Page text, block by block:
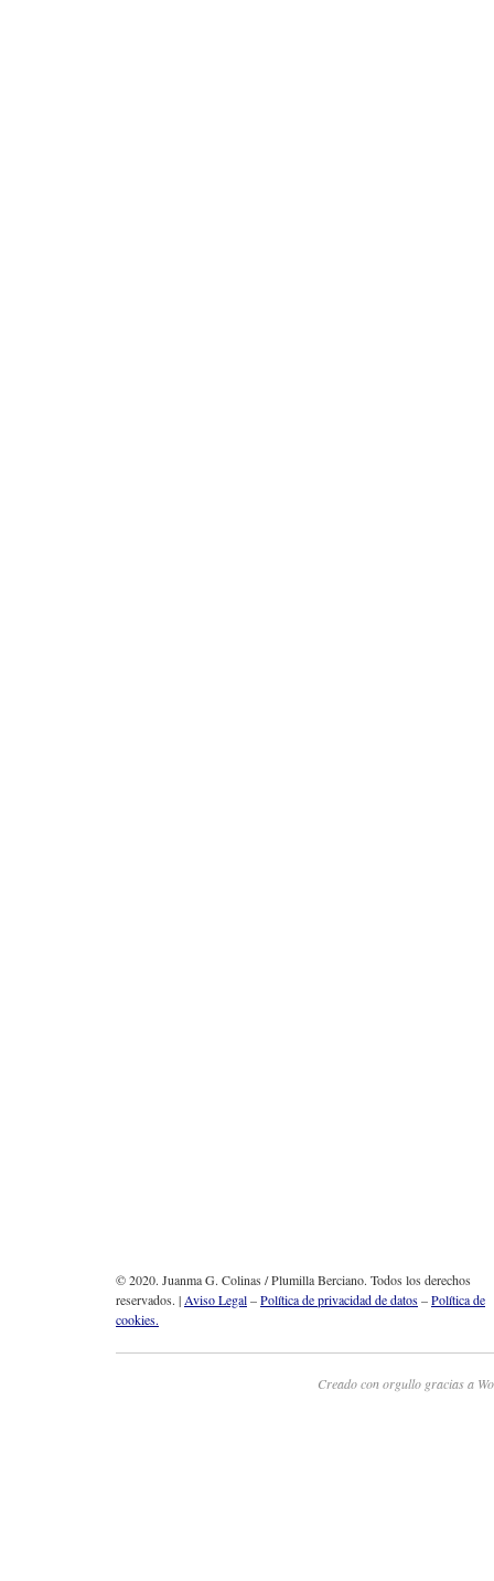
© 2020. Juanma G. Colinas / Plumilla Berciano. Todos los derechos
reservados. |Aviso Legal–Política de privacidad de datos–Política de
cookies.
Creado con orgullo gracias a